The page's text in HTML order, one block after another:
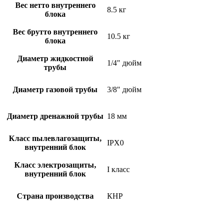
Вес нетто внутреннего
блока
8.5 кг
Вес брутто внутреннего
блока
10.5 кг
Диаметр жидкостной
трубы
1/4" дюйм
Диаметр газовой трубы 3/8" дюйм
Диаметр дренажной трубы 18 мм
Класс пылевлагозащиты,
внутренний блок
IPX0
Класс электрозащиты,
внутренний блок
I класс
Страна производства КНР